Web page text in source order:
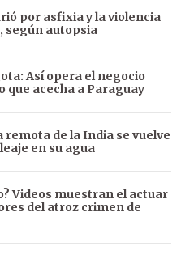
por asfixia y la violencia
según autopsia
Así opera el negocio
que acecha a Paraguay
remota de la India se vuelve
en su agua
Videos muestran el actuar
del atroz crimen de